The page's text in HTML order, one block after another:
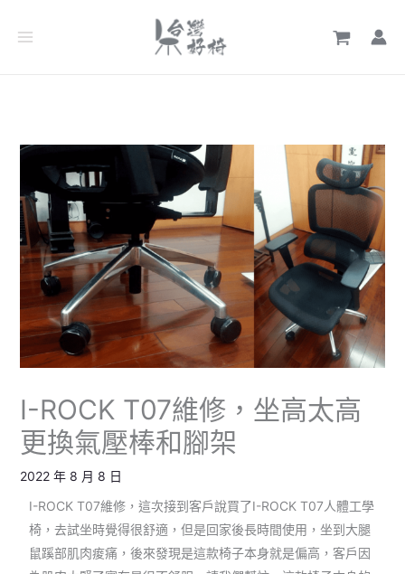
I-ROCK T07維修，坐高太高
更換氣壓棒和腳架
2022 年 8 月 8 日
I-ROCK T07維修，這次接到客戶說買了I-ROCK T07人體工學
椅，去試坐時覺得很舒適，但是回家後長時間使用，坐到大腿
鼠蹊部肌肉痠痛，後來發現是這款椅子本身就是偏高，客戶因
章